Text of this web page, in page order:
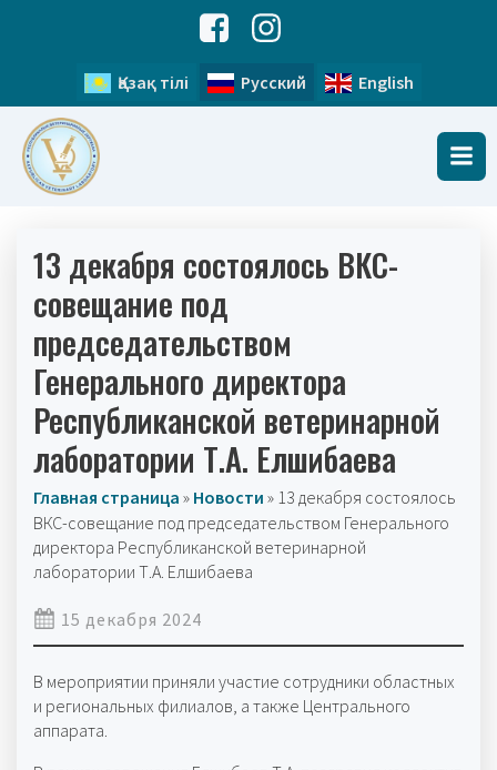
Қазақ тілі Русский English
13 декабря состоялось ВКС-
совещание под
председательством
Генерального директора
Республиканской ветеринарной
лаборатории Т.А. Елшибаева
Главная страница » Новости » 13 декабря состоялось
ВКС-совещание под председательством Генерального
директора Республиканской ветеринарной
лаборатории Т.А. Елшибаева
15 декабря 2024
В мероприятии приняли участие сотрудники областных
и региональных филиалов, а также Центрального
аппарата.